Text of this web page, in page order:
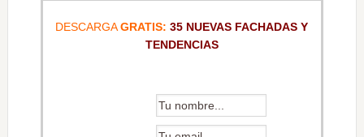
DESCARGAGRATIS: 35 NUEVAS FACHADAS Y
TENDENCIAS